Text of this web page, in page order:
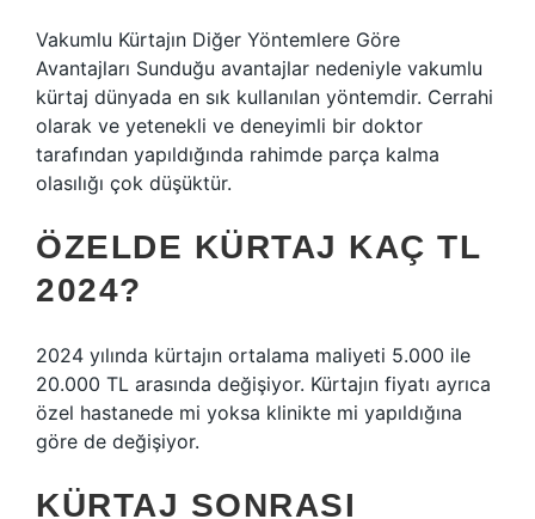
Vakumlu Kürtajın Diğer Yöntemlere Göre
Avantajları Sunduğu avantajlar nedeniyle vakumlu
kürtaj dünyada en sık kullanılan yöntemdir. Cerrahi
olarak ve yetenekli ve deneyimli bir doktor
tarafından yapıldığında rahimde parça kalma
olasılığı çok düşüktür.
ÖZELDE KÜRTAJ KAÇ TL
2024?
2024 yılında kürtajın ortalama maliyeti 5.000 ile
20.000 TL arasında değişiyor. Kürtajın fiyatı ayrıca
özel hastanede mi yoksa klinikte mi yapıldığına
göre de değişiyor.
KÜRTAJ SONRASI